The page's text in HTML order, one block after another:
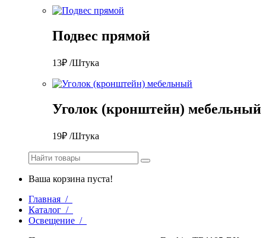
Подвес прямой
13₽ /Штука
Уголок (кронштейн) мебельный
19₽ /Штука
Ваша корзина пуста!
Главная /
Каталог /
Освещение /